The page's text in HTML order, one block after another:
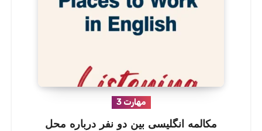
مهارت 3
مکالمه انگلیسی بین دو نفر درباره محل